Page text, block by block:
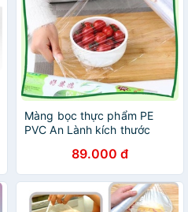
Màng bọc thực phẩm PE
PVC An Lành kích thước
trong lò vi sóng, Cuộn cover
thực phẩm an toàn
89.000 đ